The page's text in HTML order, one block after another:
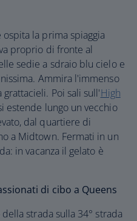
ospita la prima spiaggia
proprio di fronte al
sedie a sdraio blu cielo e
Ammira l'immenso
Poi sali sull'High
estende lungo un vecchio
dal quartiere di
a Midtown. Fermati in un
in vacanza il gelato è
di cibo a Queens
strada sulla 34° strada